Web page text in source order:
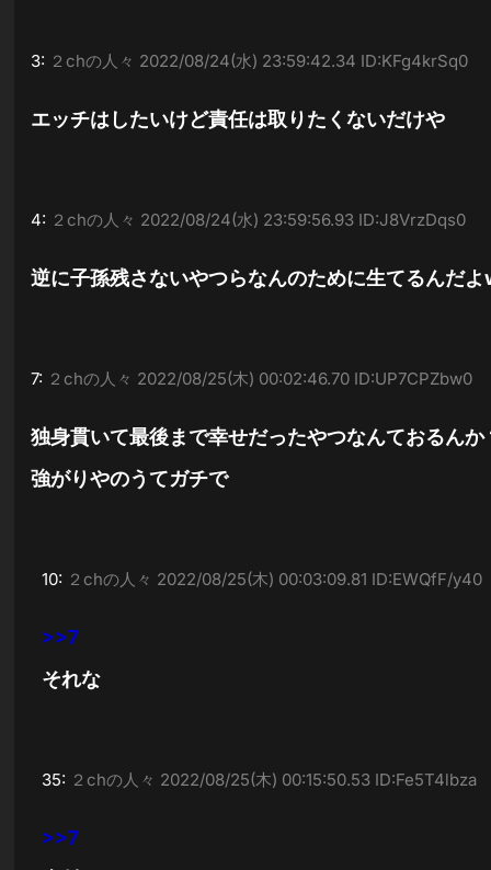
3: ２chの人々 2022/08/24(水) 23:59:42.34 ID:KFg4krSq0
エッチはしたいけど責任は取りたくないだけや
4: ２chの人々 2022/08/24(水) 23:59:56.93 ID:J8VrzDqs0
逆に子孫残さないやつらなんのために生てるんだよ
7: ２chの人々 2022/08/25(木) 00:02:46.70 ID:UP7CPZbw0
独身貫いて最後まで幸せだったやつなんておるんか
強がりやのうてガチで
10: ２chの人々 2022/08/25(木) 00:03:09.81 ID:EWQfF/y40
>>7
それな
35: ２chの人々 2022/08/25(木) 00:15:50.53 ID:Fe5T4lbza
>>7